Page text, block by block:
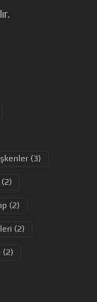
(3)
(2)
(2)
(2)
(2)